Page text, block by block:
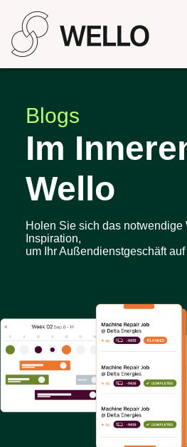
Blogs
Im
Wello
Holen Sie sich das notwendige
Inspiration,
um Ihr Außendienstgeschäft